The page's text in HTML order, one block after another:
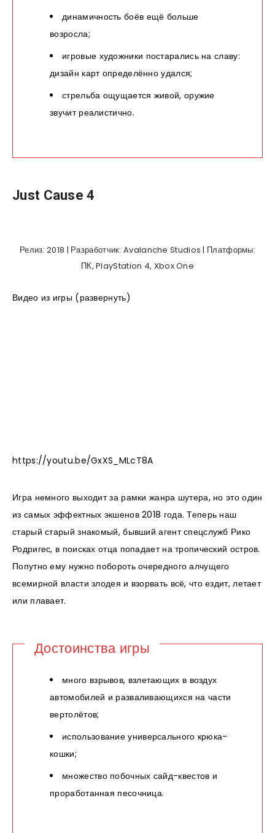
динамичность боёв ещё больше
возросла;
игровые художники постарались на славу:
дизайн карт определённо удался;
стрельба ощущается живой, оружие
звучит реалистично.
Just Cause 4
Релиз: 2018 | Разработчик: Avalanche Studios | Платформы:
ПК, PlayStation 4, Xbox One
Видео из игры (развернуть)
https://youtu.be/GxXS_MLcT8A
Игра немного выходит за рамки жанра шутера, но это один
из самых эффектных экшенов 2018 года. Теперь наш
старый старый знакомый, бывший агент спецслужб Рико
Родригес, в поисках отца попадает на тропический остров.
Попутно ему нужно побороть очередного алчущего
всемирной власти злодея и взорвать всё, что ездит, летает
или плавает.
Достоинства игры
много взрывов, взлетающих в воздух
автомобилей и разваливающихся на части
вертолётов;
использование универсального крюка-
кошки;
множество побочных сайд-квестов и
проработанная песочница.